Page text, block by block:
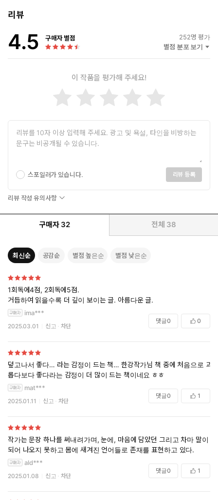
『사진강의 노트』
비슷한 의미에서, 윌리 로니스는 이렇게 말하기도 한다.
보통 나는 일어나는 것은 아무것도 바꾸지 않는다. 그저 바라보고,
쾌락이다, 때론 고통이기도 하다. 일어나지 않은 것을, 혹은 아직 일
어나지 않은, 일어날 일을 바라는 것이기 때문에.
_윌리 로니스, 『그날들』
의 사진을 오래토록, 가만히, 응시하고 있다보면, 거기에선 천천히
어떤 기미들이 발견된다. 마찬가지로 이 소설 『희랍어 시간』을 들
여다보는 일은, 어떤 기미를 발견하고 흔적을 더듬는 일이다. 그리고
희미하게 떠오르는 그 기미와 흔적들은 어두운 암실, 정착액 속의 사
진이 점점 선명하게 상을 만들어내듯 어느 순간 고대문자처럼 오래
고 단단한 이야기를 만들어낸다. 그리고 그것은 과거의 시간과, 그리
고 현재까지 이어진 현재진행형의 시간까지를 포함한다.
시간이란 무엇인가요? 지금 내 앞에 있는 당신을 찍는다면 그건 바
로 이 순간 일어난 일입니다. 십 년 후에 당신이 그 사진을 볼 때, 순
식간에 지금 이 순간으로 돌아옵니다. (……) 사진은 동결된 순간이며
기억입니다. 하지만 사진은 늘 현재의 순간을 담고 있지요. 바로 사
그 어떤 사진이라도, 만약 그것을 위하여 적절한 맥락이 창조된다면
그러한 ‘현재’가 될 수도 있다. 일반적으로 사진이 좋으면 좋을수록
창조될 수 있는 그 맥락은 보다 완전한 것이 된다.
그러한 맥락은 시간 속에서 그 사진을 대신하게 되는데―그것은 불
이다. 서술된 시간은 그것이 사회적 기억과 사회적 행위의 성격을
띠게 되면 역사적 시간이 된다. 짜맞추어진 서술되는 시간은 그것이
자극하고자 하는 기억의 과정을 존중해야 할 필요가 있다.
_존 버거, 『본다는 것의 의미』
사진을 현상하고 인화하는 암실에서 가장 중요한 것, 제대로 된 사진
을 얻기 위해 가장 중요한 것은 다름아닌 빛과 어둠이다. 암실에 자
연광이 새어들어가게 되면 사진은 하얗게 바래어지고, 암등의 빛이
과하게 되면 사진은 까맣게 타버린다. 그리고 또 기다려야 한다.
사진이 완전히 마른 후에야, 인화가 제대로 되었는지 알 수 있다.
빛과 어둠과 시간이 만들어낸 예술. 그것이 사진이라면, 『희랍
어 시간』은 해서, 그래서, 한 장의 사진이며, 그것은 오로지 빛
직 흑과 백 사이에 존재하는 명암 속에서 그 진실을 밝히는.”(G. I.
리뷰
4.5 구매자 별점 252명 평가
별점 분포 보기
이 작품을 평가해 주세요!
스포일러가 있습니다. 리뷰 등록
리뷰 작성 유의사항
구매자 32 전체 38
최신순 공감순 별점 높은순 별점 낮은순
1회독에4점, 2회독에5점.
거듭하여 읽을수록 더 깊이 보이는 글. 아름다운 글.
ima***
2025.03.01 신고 차단
댓글0 0
덮고나서 좋다… 라는 감정이 드는 책… 한강작가님 책 중에 처음으로 괴
롭다보다 좋다라는 감정이 더 많이 드는 책이네요 ㅎㅎ
mat***
2025.01.11 신고 차단
댓글0 1
작가는 문장 하나를 써내려가며, 눈에, 마음에 담았던 그리고 차마 말이
되어 나오지 못하고 몸에 새겨진 언어들로 존재를 표현하고 있다.
ald***
2025.01.08 신고 차단
댓글0 1